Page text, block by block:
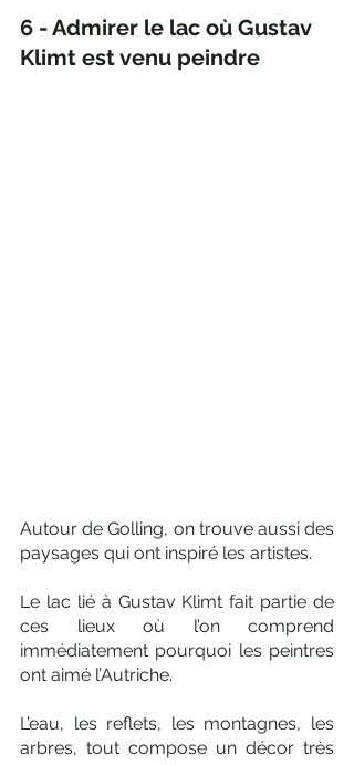
6 - Admirer le lac où Gustav
Klimt est venu peindre
Autour de Golling, on trouve aussi des
paysages qui ont inspiré les artistes.
Le lac lié à Gustav Klimt fait partie de
ces lieux où l’on comprend
immédiatement pourquoi les peintres
ont aimé l’Autriche.
L’eau, les reflets, les montagnes, les
arbres, tout compose un décor très